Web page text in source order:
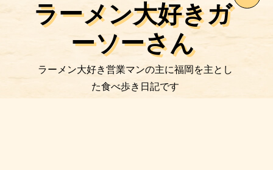
ラーメン大好きガ
ーソーさん
ラーメン大好き営業マンの主に福岡を主とし
た食べ歩き日記です